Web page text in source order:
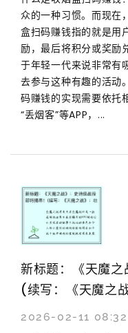
众的一种习惯。而现在
盒扫码赚钱指的就是用
励，最后将积分或奖励
于年轻一代来说非常有
去参与这种有趣的活动
码赚钱的实现需要依托
“丢烟客”等APP，...
新标题：《天魔之
(续写：《天魔之
2026-02-11